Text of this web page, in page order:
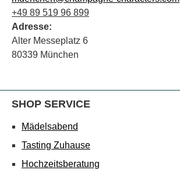
+49 89 519 96 899
Adresse:
Alter Messeplatz 6
80339 München
SHOP SERVICE
Mädelsabend
Tasting Zuhause
Hochzeitsberatung